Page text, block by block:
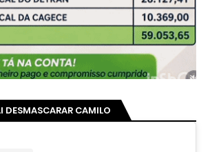
DESMASCARAR CAMILO